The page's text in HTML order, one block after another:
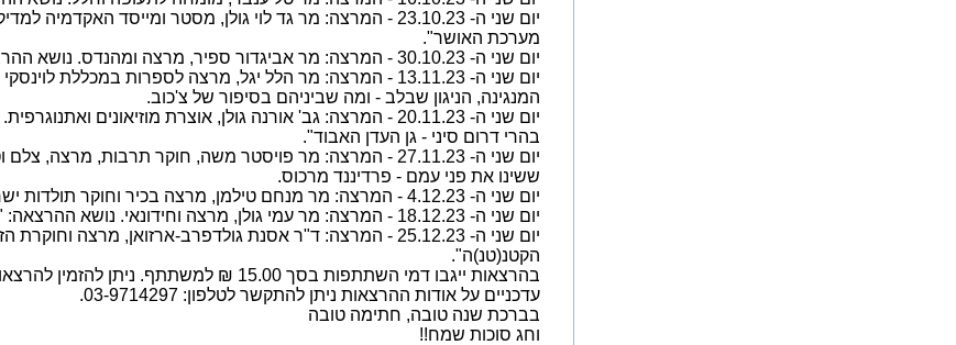
יום שני ה- 23.10.23 - המרצה: מר גד לוי גולן, מסטר ומייסד
מערכת האושר".
יום שני ה- 30.10.23 - המרצה: מר אביגדור ספיר, מרצה ומהנדס. נושא ההרצאה: "דרך המשי - הרפתקאות מיוחדות".
יום שני ה- 13.11.23 - המרצה: מר הלל יגל, מרצה לספרות
המנגינה, הניגון שבלב - ומה שביניהם בסיפור של צ'כוב.
יום שני ה- 20.11.23 - המרצה: גב' אורנה גולן, אוצרת
בהרי דרום סיני - גן העדן האבוד".
יום שני ה- 27.11.23 - המרצה: מר פויסטר משה, חוקר תרבות,
ששינו את פני עמם - פרדיננד מרכוס.
יום שני ה- 4.12.23 - המרצה: מר מנחם טילמן, מרצה בכיר וחוקר תולדות ישראל. נושא ההרצאה: "תרומת הנשים לביטחון המדינה".
יום שני ה- 18.12.23 - המרצה: מר עמי גולן, מרצה וחידונאי. נושא ההרצאה: "סוד המוח הצעיר - התעמלות למוח".
יום שני ה- 25.12.23 - המרצה: ד"ר אסנת גולדפרב-ארזואן,
הקטנ(טנ)ה".
בהרצאות ייגבו דמי השתתפות בסך 15.00 ₪
עדכניים על אודות ההרצאות ניתן להתקשר לטלפון: 03-9714297.
בברכת שנה טובה, חתימה טובה
וחג סוכות שמח!!